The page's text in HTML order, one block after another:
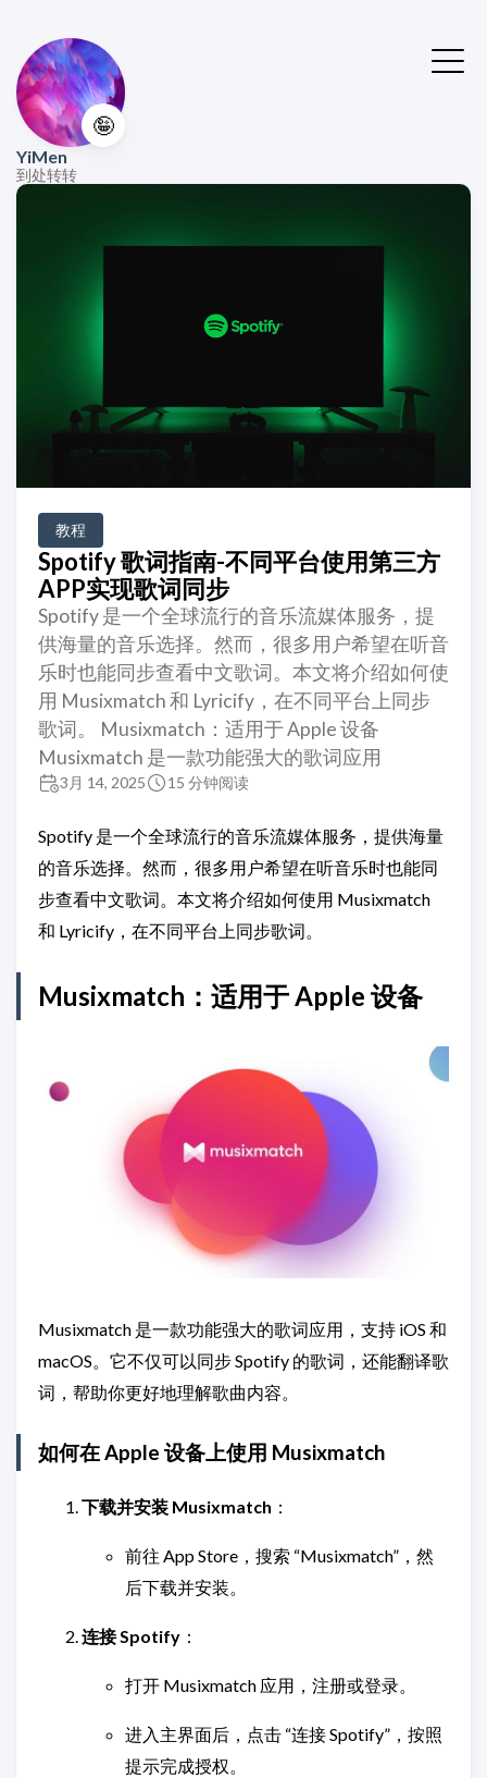
🤪
YiMen
到处转转
教程
Spotify 歌词指南-不同平台使用第三方
APP实现歌词同步
Spotify 是一个全球流行的音乐流媒体服务，提
供海量的音乐选择。然而，很多用户希望在听音
乐时也能同步查看中文歌词。本文将介绍如何使
用 Musixmatch 和 Lyricify，在不同平台上同步
歌词。 Musixmatch：适用于 Apple 设备
Musixmatch 是一款功能强大的歌词应用
3月 14, 2025 15 分钟阅读
Spotify 是一个全球流行的音乐流媒体服务，提供海量
的音乐选择。然而，很多用户希望在听音乐时也能同
步查看中文歌词。本文将介绍如何使用 Musixmatch
和 Lyricify，在不同平台上同步歌词。
Musixmatch：适用于 Apple 设备
Musixmatch 是一款功能强大的歌词应用，支持 iOS 和
macOS。它不仅可以同步 Spotify 的歌词，还能翻译歌
词，帮助你更好地理解歌曲内容。
如何在 Apple 设备上使用 Musixmatch
下载并安装 Musixmatch ：
前往 App Store，搜索 “Musixmatch”，然
后下载并安装。
连接 Spotify ：
打开 Musixmatch 应用，注册或登录。
进入主界面后，点击 “连接 Spotify”，按照
提示完成授权。